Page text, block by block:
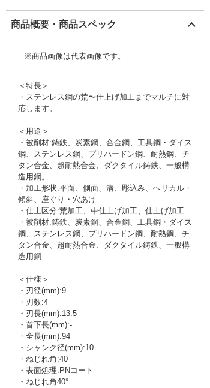
商品概要・商品スペック
※商品画像は代表画像です。
＜特長＞
・ステンレス鋼の荒〜仕上げ加工までマルチに対
応します。
＜用途＞
・被削材:鋳鉄、炭素鋼、合金鋼、工具鋼・ダイス
鋼、ステンレス鋼、プリハードン鋼、耐熱鋼、チ
タン合金、超耐熱合金、ダクタイル鋳鉄、一般構
造用鋼。
・加工形状:平面、側面、溝、彫込み、ヘリカル・
傾斜、座ぐり・穴あけ
・仕上区分:荒加工、中仕上げ加工、仕上げ加工
・被削材:鋳鉄、炭素鋼、合金鋼、工具鋼・ダイス
鋼、ステンレス鋼、プリハードン鋼、耐熱鋼、チ
タン合金、超耐熱合金、ダクタイル鋳鉄、一般構
造用鋼
＜仕様＞
・刃径(mm):9
・刃数:4
・刃長(mm):13.5
・首下長(mm):-
・全長(mm):94
・シャンク径(mm):10
・ねじれ角:40
・表面処理:PNコート
・ねじれ角40°